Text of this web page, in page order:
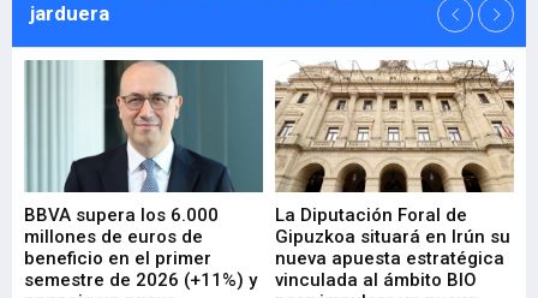
jarduera
BBVA supera los 6.000
millones de euros de
beneficio en el primer
semestre de 2026 (+11%) y
La Diputación Foral de
Gipuzkoa situará en Irún su
nueva apuesta estratégica
vinculada al ámbito BIO